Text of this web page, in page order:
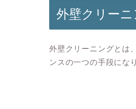
外壁クリーニ
外壁クリーニングとは
ンスの一つの手段にな